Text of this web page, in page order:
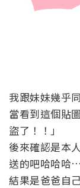
我跟妹妹幾乎
當看到這個貼
盜了！！」
後來確認是本
送的吧哈哈哈
結果是爸爸自